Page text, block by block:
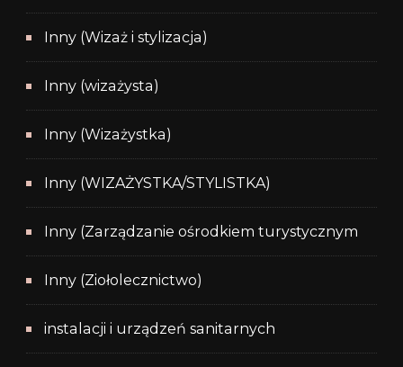
Inny (Wizaż i stylizacja)
Inny (wizażysta)
Inny (Wizażystka)
Inny (WIZAŻYSTKA/STYLISTKA)
Inny (Zarządzanie ośrodkiem turystycznym
Inny (Ziołolecznictwo)
instalacji i urządzeń sanitarnych